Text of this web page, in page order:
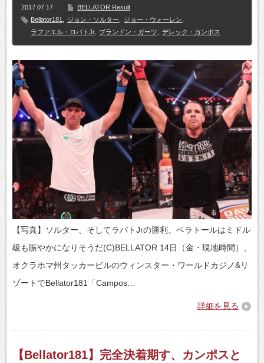
2017.07.17
BELLATOR Result
Bellator181
ジョン・ソルター ジョー・ウォーレン
ラファエル・ロバトJr, ブランドン・ガーツ デレック・カンポス
【写真】ソルター、そしてラバトJrの勝利。ベラトールはミドル
級も賑やかになりそうだ(C)BELLATOR 14日（金・現地時間）、
オクラホマ州タッカービルのウィンスター・ワールドカジノ&リ
ゾートでBellator181「Campos…
詳細を見る
【Bellator181】完全決着期す、カンポスと